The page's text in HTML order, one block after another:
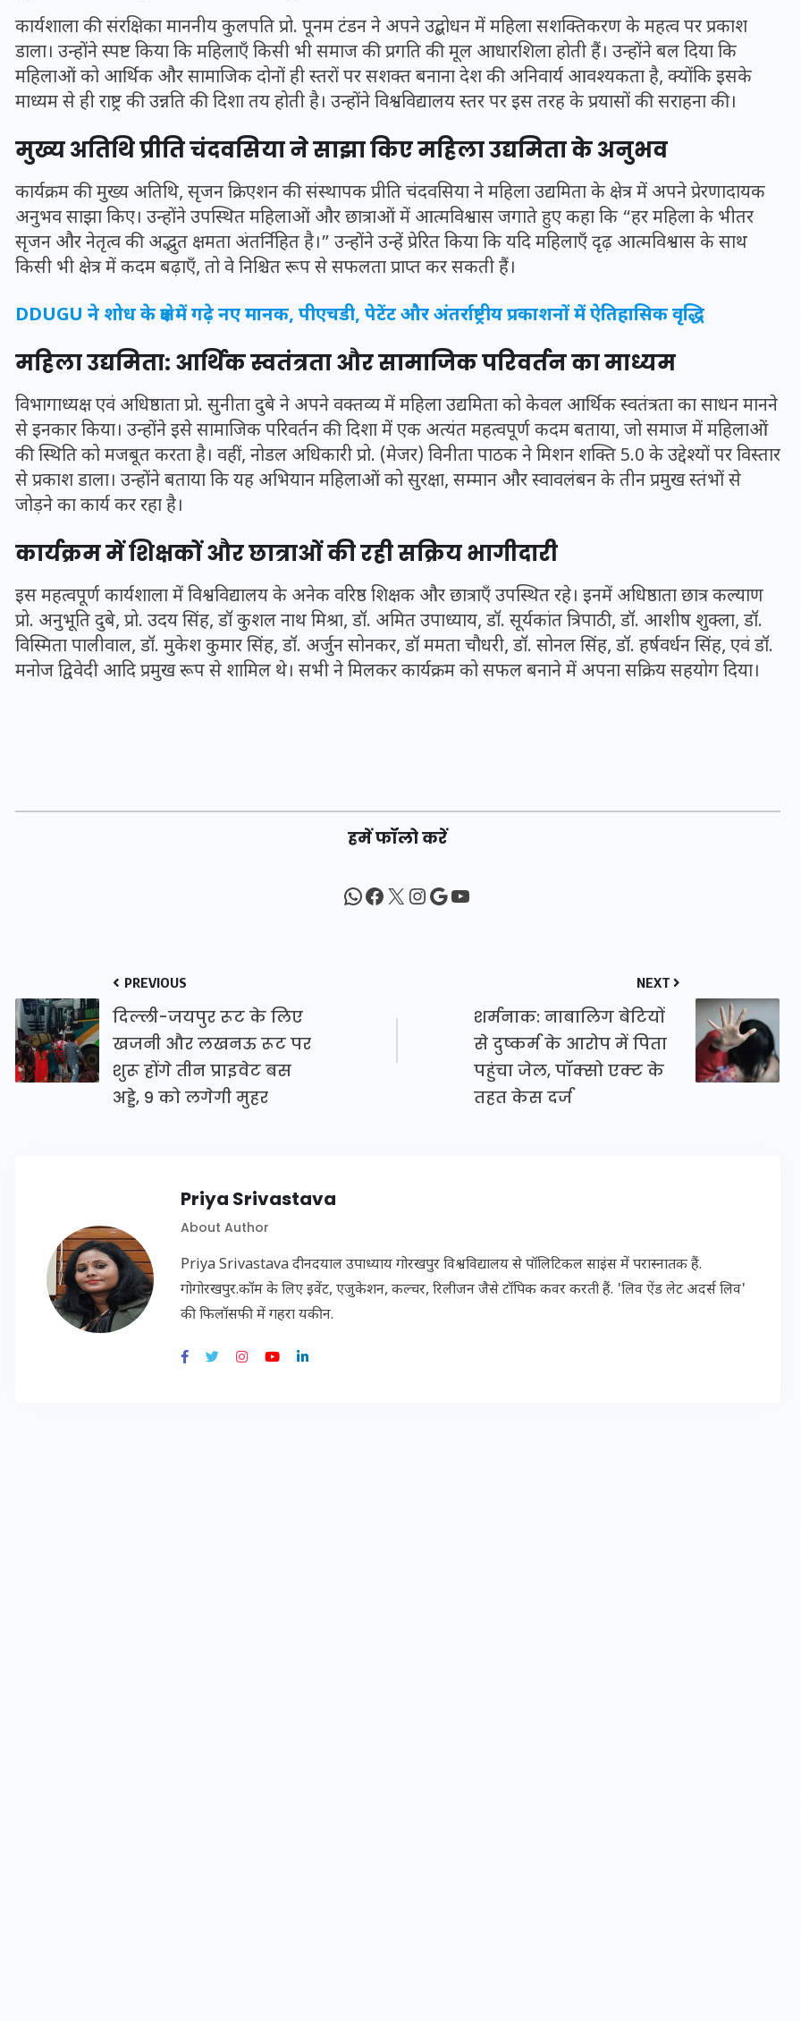
कार्यशाला की संरक्षिका माननीय कुलपति प्रो. पूनम टंडन ने अपने उद्बोधन में महिला सशक्तिकरण के महत्व पर प्रकाश
डाला। उन्होंने स्पष्ट किया कि महिलाएँ किसी भी समाज की प्रगति की मूल आधारशिला होती हैं। उन्होंने बल दिया कि
महिलाओं को आर्थिक और सामाजिक दोनों ही स्तरों पर सशक्त बनाना देश की अनिवार्य आवश्यकता है, क्योंकि इसके
माध्यम से ही राष्ट्र की उन्नति की दिशा तय होती है। उन्होंने विश्वविद्यालय स्तर पर इस तरह के प्रयासों की सराहना की।
मुख्य अतिथि प्रीति चंदवसिया ने साझा किए महिला उद्यमिता के अनुभव
कार्यक्रम की मुख्य अतिथि, सृजन क्रिएशन की संस्थापक प्रीति चंदवसिया ने महिला उद्यमिता के क्षेत्र में अपने प्रेरणादायक
अनुभव साझा किए। उन्होंने उपस्थित महिलाओं और छात्राओं में आत्मविश्वास जगाते हुए कहा कि “हर महिला के भीतर
सृजन और नेतृत्व की अद्भुत क्षमता अंतर्निहित है।” उन्होंने उन्हें प्रेरित किया कि यदि महिलाएँ दृढ़ आत्मविश्वास के साथ
किसी भी क्षेत्र में कदम बढ़ाएँ, तो वे निश्चित रूप से सफलता प्राप्त कर सकती हैं।
DDUGU ने शोध के क्षेत्र में गढ़े नए मानक, पीएचडी, पेटेंट और अंतर्राष्ट्रीय प्रकाशनों में ऐतिहासिक वृद्धि
महिला उद्यमिता: आर्थिक स्वतंत्रता और सामाजिक परिवर्तन का माध्यम
विभागाध्यक्ष एवं अधिष्ठाता प्रो. सुनीता दुबे ने अपने वक्तव्य में महिला उद्यमिता को केवल आर्थिक स्वतंत्रता का साधन मानने
से इनकार किया। उन्होंने इसे सामाजिक परिवर्तन की दिशा में एक अत्यंत महत्वपूर्ण कदम बताया, जो समाज में महिलाओं
की स्थिति को मजबूत करता है। वहीं, नोडल अधिकारी प्रो. (मेजर) विनीता पाठक ने मिशन शक्ति 5.0 के उद्देश्यों पर विस्तार
से प्रकाश डाला। उन्होंने बताया कि यह अभियान महिलाओं को सुरक्षा, सम्मान और स्वावलंबन के तीन प्रमुख स्तंभों से
जोड़ने का कार्य कर रहा है।
कार्यक्रम में शिक्षकों और छात्राओं की रही सक्रिय भागीदारी
इस महत्वपूर्ण कार्यशाला में विश्वविद्यालय के अनेक वरिष्ठ शिक्षक और छात्राएँ उपस्थित रहे। इनमें अधिष्ठाता छात्र कल्याण
प्रो. अनुभूति दुबे, प्रो. उदय सिंह, डॉ कुशल नाथ मिश्रा, डॉ. अमित उपाध्याय, डॉ. सूर्यकांत त्रिपाठी, डॉ. आशीष शुक्ला, डॉ.
विस्मिता पालीवाल, डॉ. मुकेश कुमार सिंह, डॉ. अर्जुन सोनकर, डॉ ममता चौधरी, डॉ. सोनल सिंह, डॉ. हर्षवर्धन सिंह, एवं डॉ.
मनोज द्विवेदी आदि प्रमुख रूप से शामिल थे। सभी ने मिलकर कार्यक्रम को सफल बनाने में अपना सक्रिय सहयोग दिया।
हमें फॉलो करें
WhatsApp
Facebook
X Instagram
Google
YouTube
PREVIOUS
दिल्ली-जयपुर रूट के लिए
खजनी और लखनऊ रूट पर
शुरू होंगे तीन प्राइवेट बस
अड्डे, 9 को लगेगी मुहर
NEXT
शर्मनाक: नाबालिग बेटियों
से दुष्कर्म के आरोप में पिता
पहुंचा जेल, पॉक्सो एक्ट के
तहत केस दर्ज
Priya Srivastava
About Author
Priya Srivastava दीनदयाल उपाध्याय गोरखपुर विश्वविद्यालय से पॉलिटिकल साइंस में परास्नातक हैं.
गोगोरखपुर.कॉम के लिए इवेंट, एजुकेशन, कल्चर, रिलीजन जैसे टॉपिक कवर करती हैं. 'लिव ऐंड लेट अदर्स लिव'
की फिलॉसफी में गहरा यकीन.
30 दिसम्बर 2025 30 दिसम्बर 2025
UPSSSC Lekhpal Recruitment
पर बंपर भर्ती का विज्ञापन जारी,
जानें कब से शुरू होंगे आवेदन
16 दिसम्बर 2025
UPSSSC Lekhpal Recruitment
2025: यूपी में लेखपाल के पदों
पर बंपर भर्ती का विज्ञापन जारी,
जानें कब से शुरू होंगे आवेदन
16 दिसम्बर 2025
इस सप्ताह का राशिफल: जानिए
क्या कहते हैं आपके सितारे (25
अगस्त से 31 अगस्त)
इस सप्ताह का राशिफल: जानिए